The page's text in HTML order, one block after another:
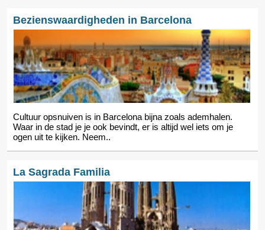
Bezienswaardigheden in Barcelona
Cultuur opsnuiven is in Barcelona bijna zoals ademhalen.
Waar in de stad je je ook bevindt, er is altijd wel iets om je
ogen uit te kijken. Neem..
La Sagrada Familia